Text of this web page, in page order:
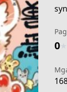
0★